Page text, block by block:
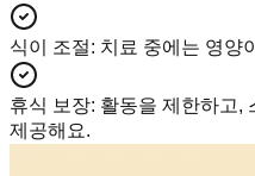
식이 조절: 치료 중에는 영양
휴식 보장: 활동을 제한하고,
제공해요.